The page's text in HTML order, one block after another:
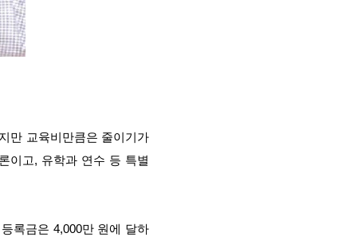
만 교육비만큼은 줄이기가
이고, 유학과 연수 등 특별
록금은 4,000만 원에 달하